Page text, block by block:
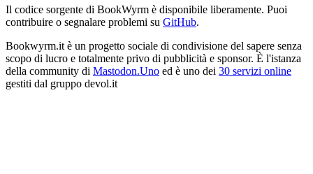
Il codice sorgente di BookWyrm è disponibile liberamente. Puoi
contribuire o segnalare problemi su GitHub.
Bookwyrm.it è un progetto sociale di condivisione del sapere senza
scopo di lucro e totalmente privo di pubblicità e sponsor. È l'istanza
della community di Mastodon.Uno ed è uno dei 30 servizi online
gestiti dal gruppo devol.it